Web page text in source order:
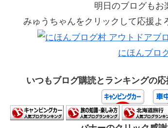
明日のブログもお
みゅうちゃんをクリックして応援よ
にほんブロ
いつもブログ購読とランキングの